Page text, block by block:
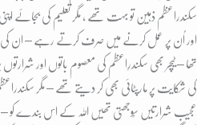
سکندراعظم ذہین تو بہت تھے ، مگر تعلیم کی بجائے
اور اُن پر عمل کرنے میں صرف کرتے رہے – ان کی
تھا – ٹیچر بھی سکندرِاعظم کی معصوم باتوں اور
کی شکایت پر مارپٹائی بھی کر دیتے تھے – مگر
عجیب شرارتیں سُوجھتی تھیں اللہ کے اس بندے کو